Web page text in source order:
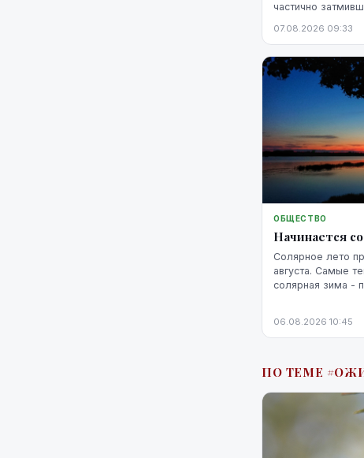
частично
07.08.2026 09:33
ОБЩЕСТВО
Начинается
Солярное лето
августа. Самые
солярная зима -
06.08.2026 10:45
ПО ТЕМЕ